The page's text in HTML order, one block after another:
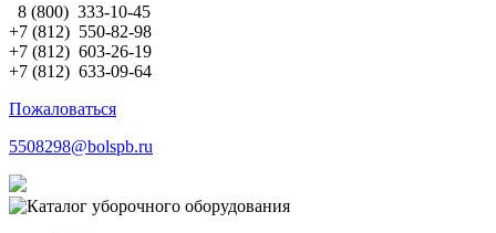
8 (800) 333-10-45
+7 (812) 550-82-98
+7 (812) 603-26-19
+7 (812) 633-09-64
Пожаловаться
5508298@bolspb.ru